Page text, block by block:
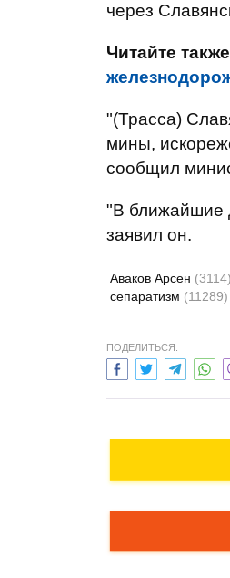
через
Читайте
"(Трасса)
мины,
сообщил
"В ближайшие
заявил он.
Аваков Арсен (3114)
сепаратизм (11289)
ПОДЕЛИТЬСЯ: